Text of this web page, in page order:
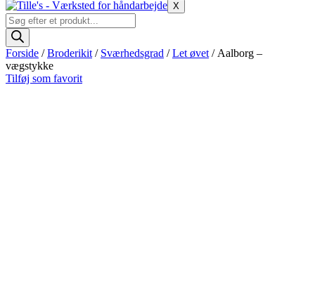
X
Products
search
Forside /Broderikit / Sværhedsgrad /Let øvet / Aalborg –
vægstykke
Tilføj som favorit